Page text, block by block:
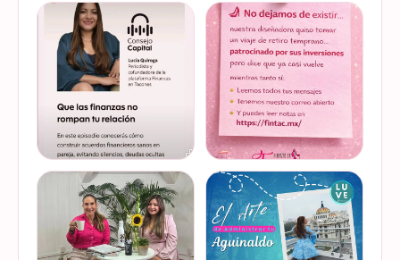
Felices de haber sido
invitadas, por cuarto año
consecutivo, a participar en
la Global Money Week, una
iniciativa que impulsa la
educación f…
VER EN
INSTAGRAM
Del 17 al 22 de marzo se
lleva a cabo la Global
Money Week 2026 (Semana
Mundial del Dinero).
Finanzas en Tacones
somos parte de esta
Jornada…
VER EN
INSTAGRAM
@lucyquiroga tuvo la
oportunidad de conversar
con la gran Ilana Sod, en el
#podcast Consejo Capital
de @scotiabankmx Gracias
por la invitac…
VER EN
INSTAGRAM
Prometemos que no
desaparecimos… solo
estamos reorganizando
todo (y esperando a que el
diseñador vuelva del retiro
😅). No estamos publicand…
VER EN
INSTAGRAM